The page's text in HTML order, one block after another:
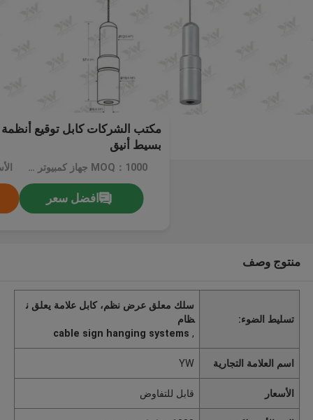
مكتب الشركات كابل توقيع
بسيط أنيق
MOQ：1000 جهاز كمبيوتر شخصى
افضل سعر
منتوج وصف
تسليط الضوء:
سلك معلق عرض نظم، كابل علامة يعلق ن
ظام
,
cable sign hanging systems
اسم العلامة التجارية YW
الأسعار قابل للتفاوض